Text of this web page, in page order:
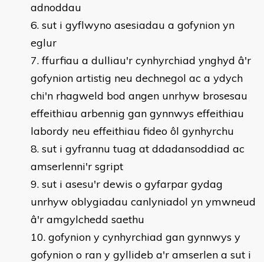
adnoddau
sut i gyflwyno asesiadau a gofynion yn
eglur
ffurfiau a dulliau'r cynhyrchiad ynghyd â'r
gofynion artistig neu dechnegol ac a ydych
chi'n rhagweld bod angen unrhyw brosesau
effeithiau arbennig gan gynnwys effeithiau
labordy neu effeithiau fideo ôl gynhyrchu
sut i gyfrannu tuag at ddadansoddiad ac
amserlenni'r sgript
sut i asesu'r dewis o gyfarpar gydag
unrhyw oblygiadau canlyniadol yn ymwneud
â'r amgylchedd saethu
gofynion y cynhyrchiad gan gynnwys y
gofynion o ran y gyllideb a'r amserlen a sut i